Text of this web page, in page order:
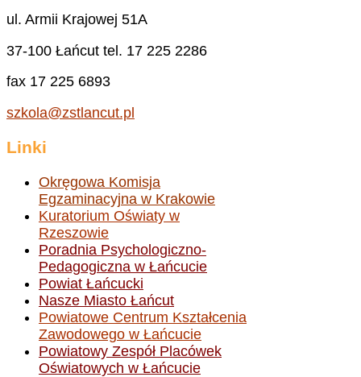
ul. Armii Krajowej 51A
37-100 Łańcut tel. 17 225 2286
fax 17 225 6893
szkola@zstlancut.pl
Linki
Okręgowa Komisja
Egzaminacyjna w Krakowie
Kuratorium Oświaty w
Rzeszowie
Poradnia Psychologiczno-
Pedagogiczna w Łańcucie
Powiat Łańcucki
Nasze Miasto Łańcut
Powiatowe Centrum Kształcenia
Zawodowego w Łańcucie
Powiatowy Zespół Placówek
Oświatowych w Łańcucie